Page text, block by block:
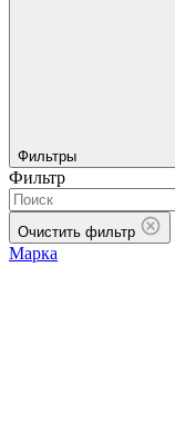
Фильтры
Фильтр
Очистить фильтр
Марка